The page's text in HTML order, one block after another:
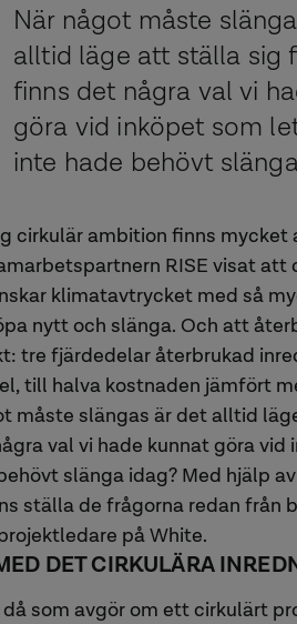
När något måste
alltid läge att ställa sig
finns det några val vi
göra vid inköpet som
inte hade behövt
cirkulär ambition finns mycket
RISE visat att
klimatavtrycket med så
nytt och slänga. Och att
tre fjärdedelar återbrukad
till halva kostnaden jämfört
måste slängas är det alltid
val vi hade kunnat göra
slänga idag? Med hjälp
ställa de frågorna redan från
på White.
DET CIRKULÄRA
som avgör om ett cirkulärt